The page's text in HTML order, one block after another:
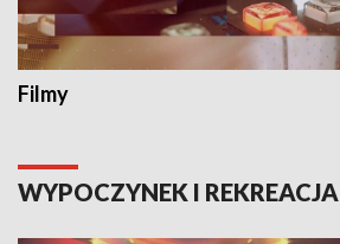
Filmy
WYPOCZYNEK I REKREACJA